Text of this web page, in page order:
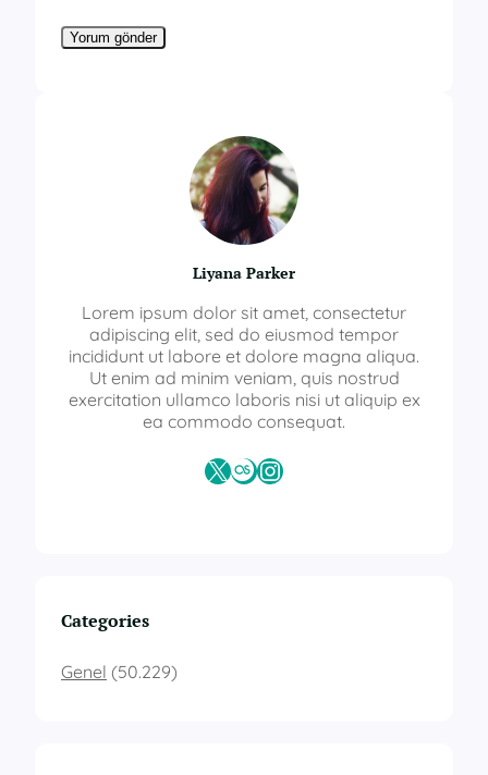
Liyana Parker
Lorem ipsum dolor sit amet, consectetur
adipiscing elit, sed do eiusmod tempor
incididunt ut labore et dolore magna aliqua.
Ut enim ad minim veniam, quis nostrud
exercitation ullamco laboris nisi ut aliquip ex
ea commodo consequat.
X Last.fmInstagram
Categories
Genel (50.229)